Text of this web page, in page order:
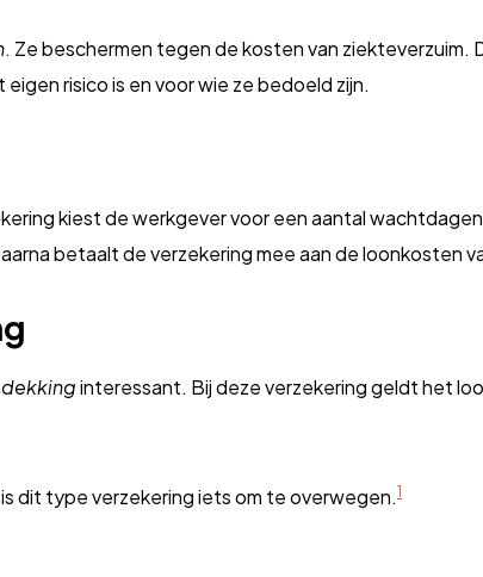
. Ze beschermen tegen de kosten van
risico is en voor wie ze bedoeld zijn.
kiest de werkgever voor een aantal
betaalt de verzekering mee aan de loonkosten
interessant. Bij deze verzekering geldt het
dit type verzekering iets om te overwegen.1